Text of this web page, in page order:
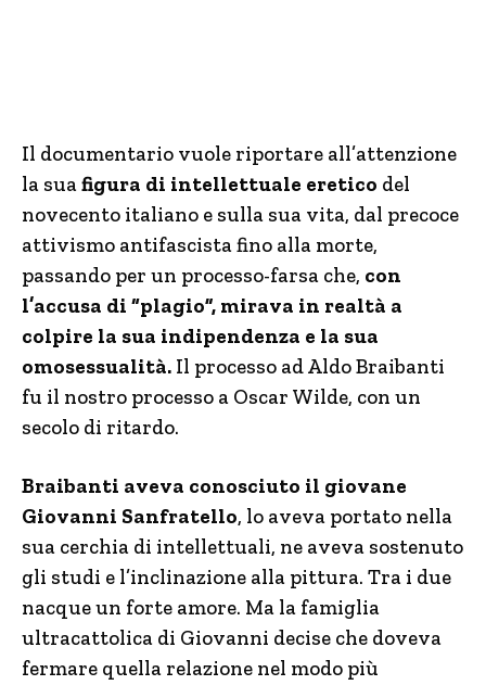
Il documentario vuole riportare all’attenzione
la suafigura di intellettuale eretico del
novecento italiano e sulla sua vita, dal precoce
attivismo antifascista fino alla morte,
passando per un processo-farsa che, con
l’accusa di “plagio”, mirava in realtà a
colpire la sua indipendenza e la sua
omosessualità. Il processo ad Aldo Braibanti
fu il nostro processo a Oscar Wilde, con un
secolo di ritardo.
Braibanti aveva conosciuto il giovane
Giovanni Sanfratello, lo aveva portato nella
sua cerchia di intellettuali, ne aveva sostenuto
gli studi e l’inclinazione alla pittura. Tra i due
nacque un forte amore. Ma la famiglia
ultracattolica di Giovanni decise che doveva
fermare quella relazione nel modo più